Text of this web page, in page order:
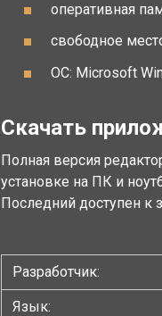
оперативная
свободное
ОС: Microsoft
Скачать
Полная версия
установке на ПК и
Последний доступен к
Разработчик:
Язык: